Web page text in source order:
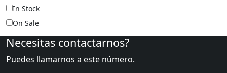
In Stock
On Sale
Necesitas contactarnos?
Puedes llamarnos a este número.